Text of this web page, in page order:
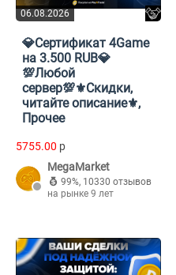
06.08.2026
💎Сертификат 4Game
на 3.500 RUB💎
💯Любой
сервер💯⚜️Скидки,
читайте описание⚜️,
Прочее
5755.00 p
MegaMarket
99%, 10330 отзывов
на рынке 9 лет